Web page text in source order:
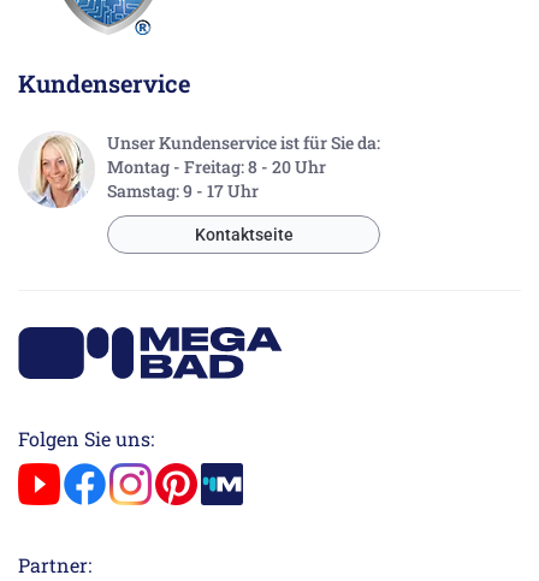
Kundenservice
Unser Kundenservice ist für Sie da:
Montag - Freitag: 8 - 20 Uhr
Samstag: 9 - 17 Uhr
Kontaktseite
Folgen Sie uns:
Partner: